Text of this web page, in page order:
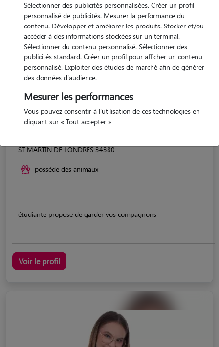
ST MARTIN DE LONDRES 34380
possède des animaux
étudiante propose de garder vos compagnons
Voir le profil
Sélectionner des publicités personnalisées. Créer un profil
personnalisé de publicités. Mesurer la performance du
contenu. Développer et améliorer les produits. Stocker et/ou
accéder à des informations stockées sur un terminal.
Sélectionner du contenu personnalisé. Sélectionner des
publicités standard. Créer un profil pour afficher un contenu
personnalisé. Exploiter des études de marché afin de générer
des données d'audience.
Mesurer les performances
Vous pouvez consentir à l'utilisation de ces technologies en
cliquant sur « Tout accepter »